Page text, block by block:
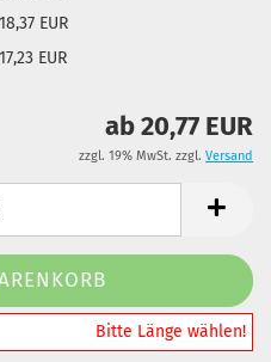
EUR
EUR
ab 20,77 EUR
zzgl. 19% MwSt. zzgl. Versand
️️️️️Bitte Länge wählen!